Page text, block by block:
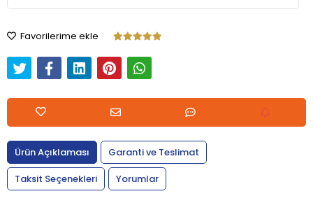
Favorilerime ekle
Ürün Açıklaması
Garanti ve Teslimat
Taksit Seçenekleri
Yorumlar